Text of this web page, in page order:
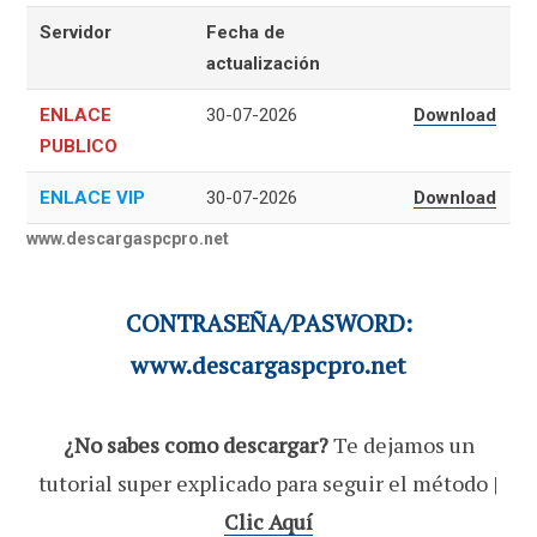
Servidor
Fecha de
actualización
ENLACE
PUBLICO
30-07-2026 Download
ENLACE VIP 30-07-2026 Download
www.descargaspcpro.net
CONTRASEÑA/PASWORD:
www.descargaspcpro.net
¿No sabes como descargar?Te dejamos un
tutorial super explicado para seguir el método |
Clic Aquí